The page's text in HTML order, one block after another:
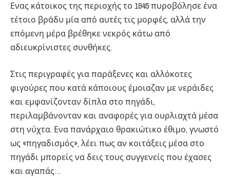
Ενας κάτοικος της περιοχής το 1945 πυροβόλησε ένα
τέτοιο βράδυ μία από αυτές τις μορφές, αλλά την
επόμενη μέρα βρέθηκε νεκρός κάτω από
αδιευκρίνιστες συνθήκες.
Στις περιγραφές για παράξενες και αλλόκοτες
φιγούρες που κατά κάποιους έμοιαζαν με νεράιδες
και εμφανίζονταν δίπλα στο πηγάδι,
περιλαμβάνονταν και αναφορές για ουρλιαχτά μέσα
στη νύχτα. Ενα πανάρχαιο θρακιώτικο έθιμο, γνωστό
ως «πηγαδισμός», λέει πως αν κοιτάξεις μέσα στο
πηγάδι μπορείς να δεις τους συγγενείς που έχασες
και αγαπάς…